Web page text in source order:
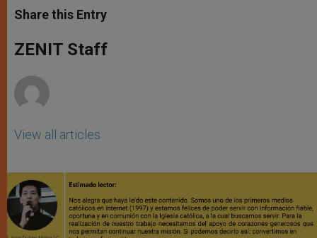
t
s
p
p
s
e
g
e
e
b
o
k
Share this Entry
ZENIT Staff
View all articles